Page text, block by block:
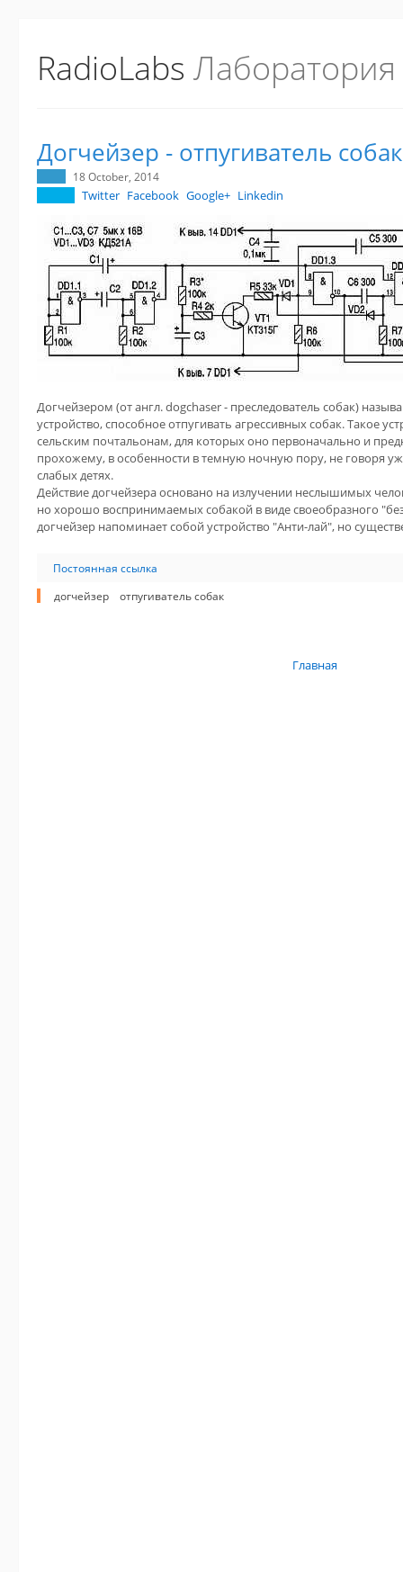
RadioLabs
Догчейзер - отпугиватель собак
18 October, 2014
Twitter Facebook Google+ Linkedin
Догчейзером (от англ. dogchaser - преследователь собак)
устройство, способное отпугивать агрессивных собак. Такое
сельским почтальонам, для которых оно первоначально и
прохожему, в особенности в темную ночную пору, не говоря
слабых детях.
Действие догчейзера основано на излучении неслышимых
но хорошо воспринимаемых собакой в виде своеобразного
догчейзер напоминает собой устройство "Анти-лай", но
Постоянная ссылка
догчейзер
отпугиватель собак
Главная